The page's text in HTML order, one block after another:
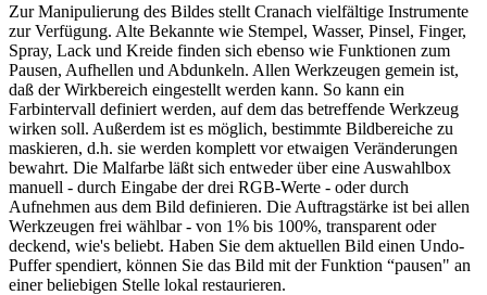
Zur Manipulierung des Bildes stellt Cranach vielfältige Instrumente
zur Verfügung. Alte Bekannte wie Stempel, Wasser, Pinsel, Finger,
Spray, Lack und Kreide finden sich ebenso wie Funktionen zum
Pausen, Aufhellen und Abdunkeln. Allen Werkzeugen gemein ist,
daß der Wirkbereich eingestellt werden kann. So kann ein
Farbintervall definiert werden, auf dem das betreffende Werkzeug
wirken soll. Außerdem ist es möglich, bestimmte Bildbereiche zu
maskieren, d.h. sie werden komplett vor etwaigen Veränderungen
bewahrt. Die Malfarbe läßt sich entweder über eine Auswahlbox
manuell - durch Eingabe der drei RGB-Werte - oder durch
Aufnehmen aus dem Bild definieren. Die Auftragstärke ist bei allen
Werkzeugen frei wählbar - von 1% bis 100%, transparent oder
deckend, wie's beliebt. Haben Sie dem aktuellen Bild einen Undo-
Puffer spendiert, können Sie das Bild mit der Funktion “pausen" an
einer beliebigen Stelle lokal restaurieren.